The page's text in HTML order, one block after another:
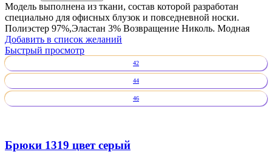
Модель выполнена из ткани, состав которой разработан
специально для офисных блузок и повседневной носки.
Полиэстер 97%,Эластан 3% Возвращение Николь. Модная
Добавить в список желаний
Быстрый просмотр
42
44
46
Брюки 1319 цвет серый